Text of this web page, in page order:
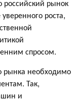
российский рынок
роста,
спросом.
рынка необходимо
Так,
и